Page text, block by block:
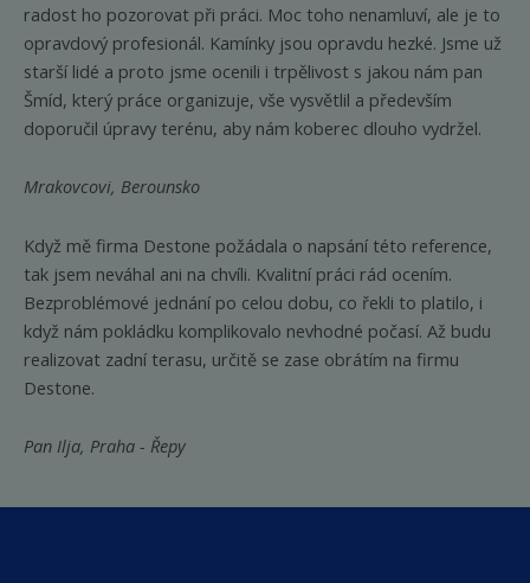
radost ho pozorovat při práci. Moc toho nenamluví, ale je to
opravdový profesionál. Kamínky jsou opravdu hezké. Jsme už
starší lidé a proto jsme ocenili i trpělivost s jakou nám pan
Šmíd, který práce organizuje, vše vysvětlil a především
doporučil úpravy terénu, aby nám koberec dlouho vydržel.
Mrakovcovi, Berounsko
Když mě firma Destone požádala o napsání této reference,
tak jsem neváhal ani na chvíli. Kvalitní práci rád ocením.
Bezproblémové jednání po celou dobu, co řekli to platilo, i
když nám pokládku komplikovalo nevhodné počasí. Až budu
realizovat zadní terasu, určitě se zase obrátím na firmu
Destone.
Pan Ilja, Praha - Řepy